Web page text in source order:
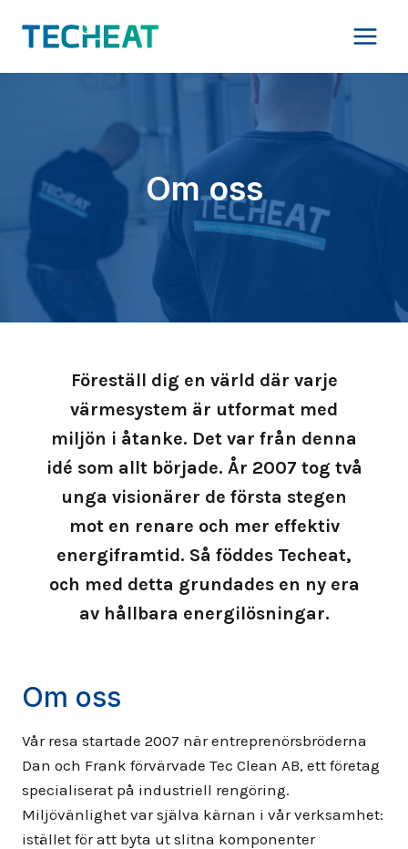
Om oss
Föreställ dig en värld där varje
värmesystem är utformat med
miljön i åtanke. Det var från denna
idé som allt började. År 2007 tog två
unga visionärer de första stegen
mot en renare och mer effektiv
energiframtid. Så föddes Techeat,
och med detta grundades en ny era
av hållbara energilösningar.
Om oss
Vår resa startade 2007 när entreprenörsbröderna
Dan och Frank förvärvade Tec Clean AB, ett företag
specialiserat på industriell rengöring.
Miljövänlighet var själva kärnan i vår verksamhet:
istället för att byta ut slitna komponenter